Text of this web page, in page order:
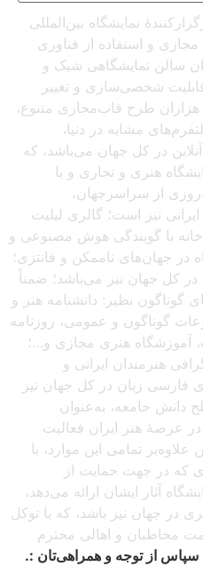
نمایشگاه بین‌المللی
مجازی و استفاده از فناوری
سالن نمایشگاهی شیک و
شخصی‌سازی و تغییر
هزاران طرح قاب‌مجازی متنوع،
مشابه در دنیا،
در کل جهان می‌باشد، که
برگزاری بیش از ۲۵۰ نمایشگاه هنری و تجاری و با
از سراسرجهان،
نیز است؛ گالری لیلیت
با گویندگی هوش مصنوعی و
در جهان‌های ناممکن و فانتزی؛
در کل جهان نیز می‌باشد؛ ضمناً
گوناگون نظیر: دانشنامه هنر و
گوناگون و عمومی، روزنامه
آموزشگاه هنری مجازی و…؛
هنرمندان ایرانی و
فارسی زبان در کل جهان نیز
دانش جامعه، به‌عنوان
عرصهٔ هنر ایران فعالیت
تمامی این موارد، با
که در جهت حمایت از
آثار ایشان ارائه می‌دهد،
در جهان نیز باشد، که با توکل
مخاطبان و اهالی محترم
سپاس از توجه و همراهی‌تان :.